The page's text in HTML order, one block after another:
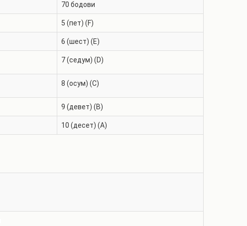
70 бодови
5 (пет) (F)
6 (шест) (E)
7 (седум) (D)
8 (осум) (C)
9 (девет) (B)
10 (десет) (A)